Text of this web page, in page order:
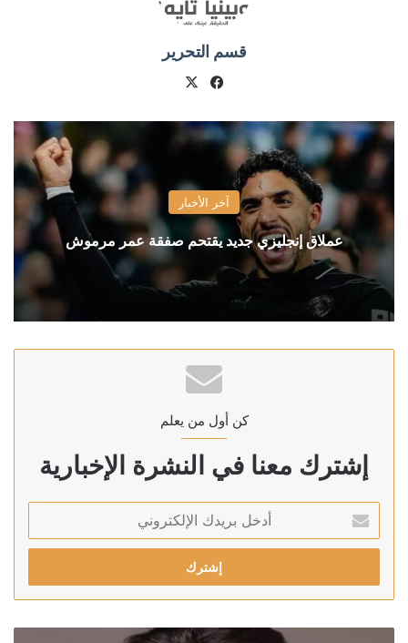
قسم التحرير
فيسبوك
آخر الأخبار
عملاق إنجليزي جديد يقتحم صفقة عمر مرموش
كن أول من يعلم
إشترك معنا في النشرة الإخبارية
بريدك
الإلكتروني